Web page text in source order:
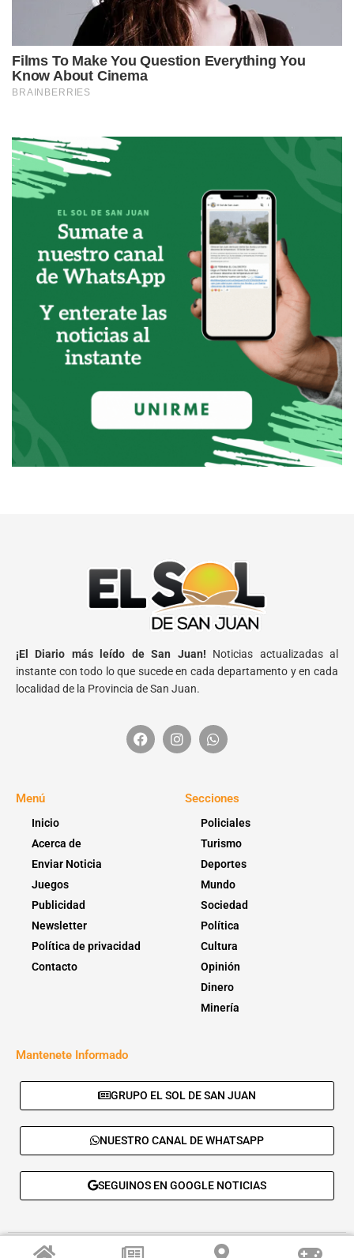
¡El Diario más leído de San Juan! Noticias actualizadas al
instante con todo lo que sucede en cada departamento y en cada
localidad de la Provincia de San Juan.
Menú
Inicio
Acerca de
Enviar Noticia
Juegos
Publicidad
Newsletter
Política de privacidad
Contacto
Secciones
Policiales
Turismo
Deportes
Mundo
Sociedad
Política
Cultura
Opinión
Dinero
Minería
Mantenete Informado
GRUPO EL SOL DE SAN JUAN
NUESTRO CANAL DE WHATSAPP
SEGUINOS EN GOOGLE NOTICIAS